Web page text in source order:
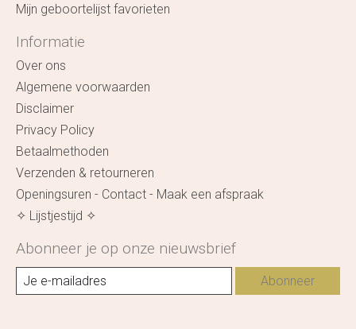
Mijn geboortelijst favorieten
Informatie
Over ons
Algemene voorwaarden
Disclaimer
Privacy Policy
Betaalmethoden
Verzenden & retourneren
Openingsuren - Contact - Maak een afspraak
✧ Lijstjestijd ✧
Abonneer je op onze nieuwsbrief
Abonneer